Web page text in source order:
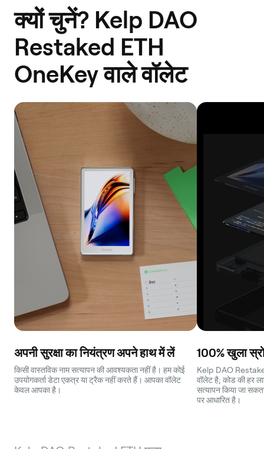
Manta
Pacific
Plasma
क्यों चुनें? Kelp DAO
Restaked ETH
OneKey वाले वॉलेट
अपनी सुरक्षा का नियंत्रण अपने हाथ में लें
किसी वास्तविक नाम सत्यापन की आवश्यकता नहीं है। हम कोई
उपयोगकर्ता डेटा एकत्र या ट्रैक नहीं करते हैं। आपका वॉलेट
केवल आपका है।
100% खुला
Kelp DAO
वॉलेट है; कोड की हर
सत्यापन किया जा सकता
पर आधारित है।